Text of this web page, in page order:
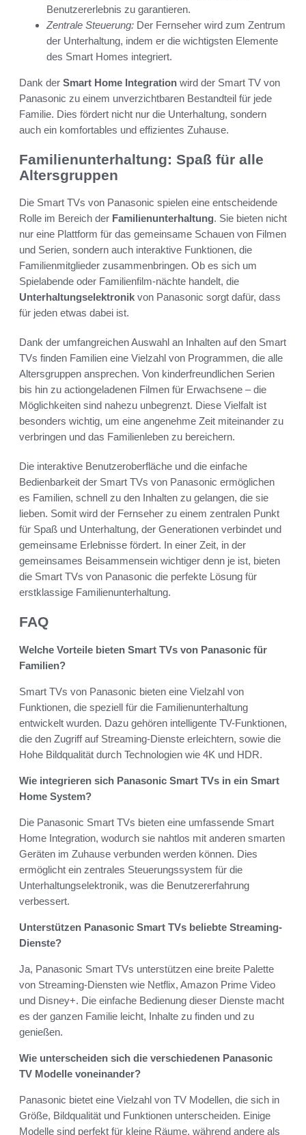
Benutzererlebnis zu garantieren.
Zentrale Steuerung: Der Fernseher wird zum Zentrum
der Unterhaltung, indem er die wichtigsten Elemente
des Smart Homes integriert.
Dank der Smart Home Integration wird der Smart TV von
Panasonic zu einem unverzichtbaren Bestandteil für jede
Familie. Dies fördert nicht nur die Unterhaltung, sondern
auch ein komfortables und effizientes Zuhause.
Familienunterhaltung: Spaß für alle
Altersgruppen
Die Smart TVs von Panasonic spielen eine entscheidende
Rolle im Bereich der Familienunterhaltung. Sie bieten nicht
nur eine Plattform für das gemeinsame Schauen von Filmen
und Serien, sondern auch interaktive Funktionen, die
Familienmitglieder zusammenbringen. Ob es sich um
Spielabende oder Familienfilm-nächte handelt, die
Unterhaltungselektronik von Panasonic sorgt dafür, dass
für jeden etwas dabei ist.
Dank der umfangreichen Auswahl an Inhalten auf den Smart
TVs finden Familien eine Vielzahl von Programmen, die alle
Altersgruppen ansprechen. Von kinderfreundlichen Serien
bis hin zu actiongeladenen Filmen für Erwachsene – die
Möglichkeiten sind nahezu unbegrenzt. Diese Vielfalt ist
besonders wichtig, um eine angenehme Zeit miteinander zu
verbringen und das Familienleben zu bereichern.
Die interaktive Benutzeroberfläche und die einfache
Bedienbarkeit der Smart TVs von Panasonic ermöglichen
es Familien, schnell zu den Inhalten zu gelangen, die sie
lieben. Somit wird der Fernseher zu einem zentralen Punkt
für Spaß und Unterhaltung, der Generationen verbindet und
gemeinsame Erlebnisse fördert. In einer Zeit, in der
gemeinsames Beisammensein wichtiger denn je ist, bieten
die Smart TVs von Panasonic die perfekte Lösung für
erstklassige Familienunterhaltung.
FAQ
Welche Vorteile bieten Smart TVs von Panasonic für
Familien?
Smart TVs von Panasonic bieten eine Vielzahl von
Funktionen, die speziell für die Familienunterhaltung
entwickelt wurden. Dazu gehören intelligente TV-Funktionen,
die den Zugriff auf Streaming-Dienste erleichtern, sowie die
Hohe Bildqualität durch Technologien wie 4K und HDR.
Wie integrieren sich Panasonic Smart TVs in ein Smart
Home System?
Die Panasonic Smart TVs bieten eine umfassende Smart
Home Integration, wodurch sie nahtlos mit anderen smarten
Geräten im Zuhause verbunden werden können. Dies
ermöglicht ein zentrales Steuerungssystem für die
Unterhaltungselektronik, was die Benutzererfahrung
verbessert.
Unterstützen Panasonic Smart TVs beliebte Streaming-
Dienste?
Ja, Panasonic Smart TVs unterstützen eine breite Palette
von Streaming-Diensten wie Netflix, Amazon Prime Video
und Disney+. Die einfache Bedienung dieser Dienste macht
es der ganzen Familie leicht, Inhalte zu finden und zu
genießen.
Wie unterscheiden sich die verschiedenen Panasonic
TV Modelle voneinander?
Panasonic bietet eine Vielzahl von TV Modellen, die sich in
Größe, Bildqualität und Funktionen unterscheiden. Einige
Modelle sind perfekt für kleine Räume, während andere als